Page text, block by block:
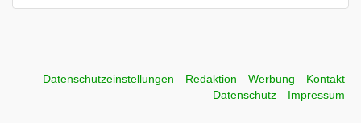
Datenschutzeinstellungen Redaktion Werbung
Kontakt
Datenschutz
Impressum